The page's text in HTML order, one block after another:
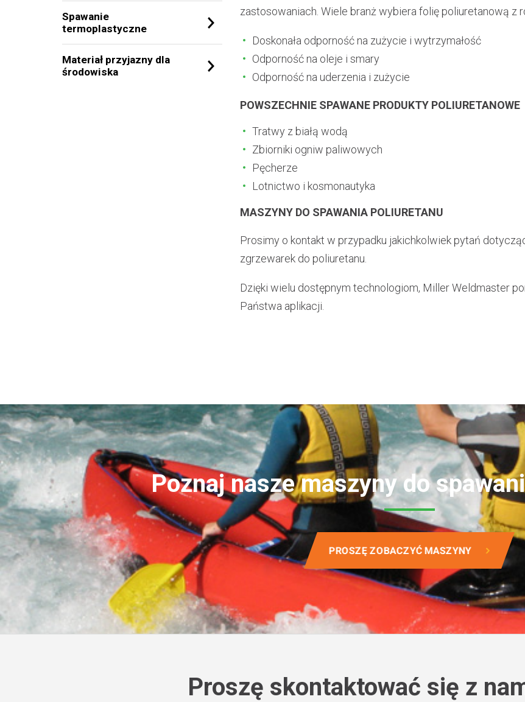
Spawanie
termoplastyczne
Materiał przyjazny dla
środowiska
zastosowaniach. Wiele branż wybiera folię poliuretanową z
Doskonała odporność na zużycie i wytrzymałość
Odporność na oleje i smary
Odporność na uderzenia i zużycie
POWSZECHNIE SPAWANE PRODUKTY POLIURETANOWE
Tratwy z białą wodą
Zbiorniki ogniw paliwowych
Pęcherze
Lotnictwo i kosmonautyka
MASZYNY DO SPAWANIA POLIURETANU
Prosimy o kontakt w przypadku jakichkolwiek pytań
zgrzewarek do poliuretanu.
Dzięki wielu dostępnym technologiom, Miller Weldmaster
Państwa aplikacji.
Poznaj nasze maszyny do
PROSZĘ ZOBACZYĆ MASZYNY
Proszę skontaktować się z